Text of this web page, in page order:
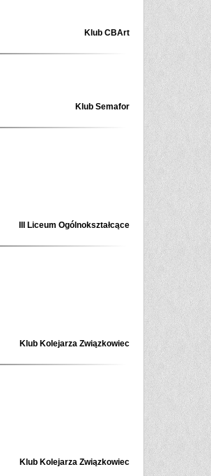
Klub CBArt
Klub Semafor
III Liceum Ogólnokształcące
Klub Kolejarza Związkowiec
Klub Kolejarza Związkowiec